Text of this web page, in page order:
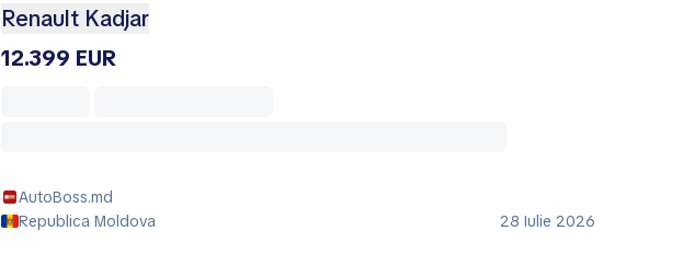
Renault Kadjar
12.399 EUR
AutoBoss.md
Republica Moldova
28 Iulie 2026